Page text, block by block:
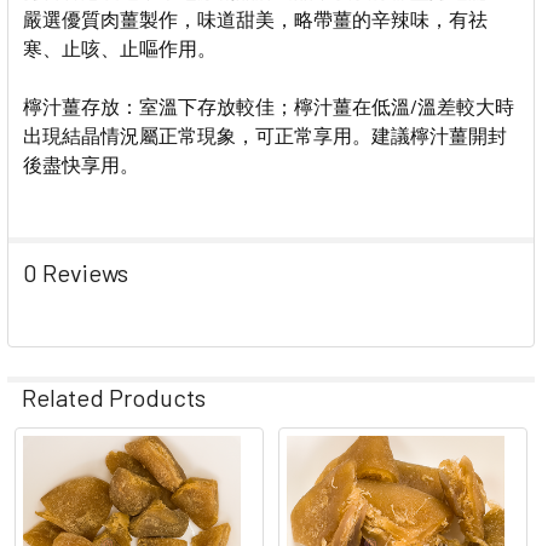
嚴選優質肉薑製作，味道甜美，略帶薑的辛辣味，有祛
寒、止咳、止嘔作用。
檸汁薑存放：室溫下存放較佳；檸汁薑在低溫/溫差較大時
出現結晶情況屬正常現象，可正常享用。建議檸汁薑開封
後盡快享用。
0 Reviews
Related Products
Related
Products